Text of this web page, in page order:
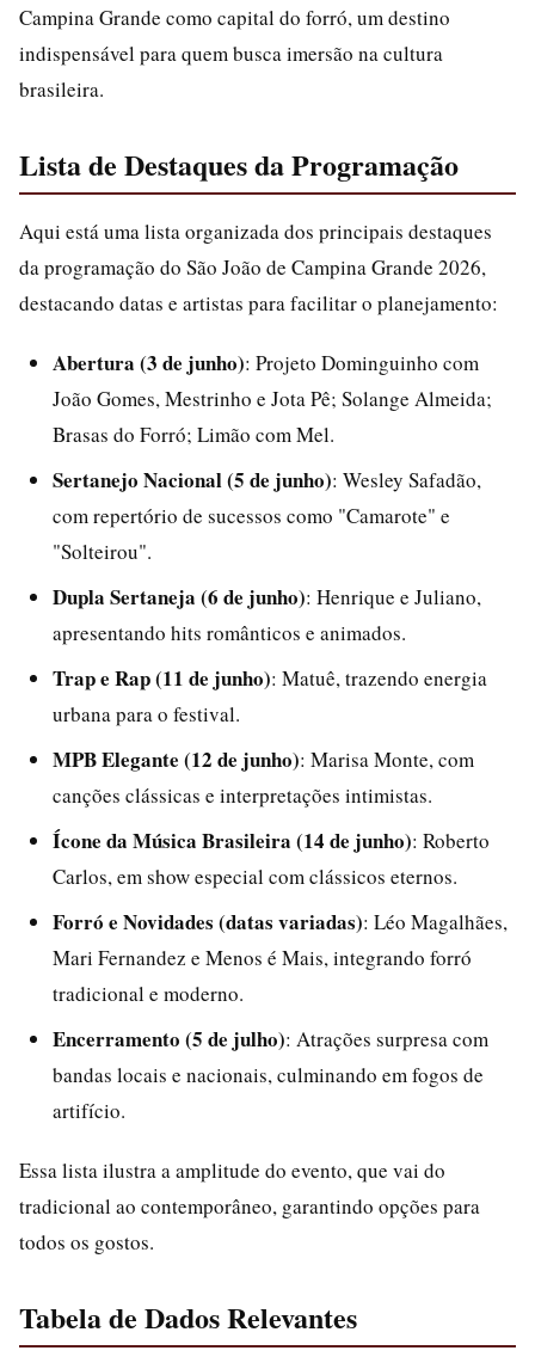
Campina Grande como capital do forró, um destino
indispensável para quem busca imersão na cultura
brasileira.
Lista de Destaques da Programação
Aqui está uma lista organizada dos principais destaques
da programação do São João de Campina Grande 2026,
destacando datas e artistas para facilitar o planejamento:
Abertura (3 de junho): Projeto Dominguinho com
João Gomes, Mestrinho e Jota Pê; Solange Almeida;
Brasas do Forró; Limão com Mel.
Sertanejo Nacional (5 de junho): Wesley Safadão,
com repertório de sucessos como "Camarote" e
"Solteirou".
Dupla Sertaneja (6 de junho): Henrique e Juliano,
apresentando hits românticos e animados.
Trap e Rap (11 de junho): Matuê, trazendo energia
urbana para o festival.
MPB Elegante (12 de junho): Marisa Monte, com
canções clássicas e interpretações intimistas.
Ícone da Música Brasileira (14 de junho): Roberto
Carlos, em show especial com clássicos eternos.
Forró e Novidades (datas variadas): Léo Magalhães,
Mari Fernandez e Menos é Mais, integrando forró
tradicional e moderno.
Encerramento (5 de julho): Atrações surpresa com
bandas locais e nacionais, culminando em fogos de
artifício.
Essa lista ilustra a amplitude do evento, que vai do
tradicional ao contemporâneo, garantindo opções para
todos os gostos.
Tabela de Dados Relevantes